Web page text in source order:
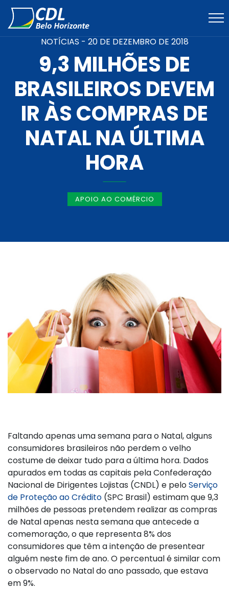
NOTÍCIAS - 20 DE DEZEMBRO DE 2018
9,3 MILHÕES DE
BRASILEIROS DEVEM
IR ÀS COMPRAS DE
NATAL NA ÚLTIMA
HORA
APOIO AO COMÉRCIO
Faltando apenas uma semana para o Natal, alguns
consumidores brasileiros não perdem o velho
costume de deixar tudo para a última hora. Dados
apurados em todas as capitais pela Confederação
Nacional de Dirigentes Lojistas (CNDL) e peloServiço
de Proteção ao Crédito (SPC Brasil) estimam que 9,3
milhões de pessoas pretendem realizar as compras
de Natal apenas nesta semana que antecede a
comemoração, o que representa 8% dos
consumidores que têm a intenção de presentear
alguém neste fim de ano. O percentual é similar com
o observado no Natal do ano passado, que estava
em 9%.